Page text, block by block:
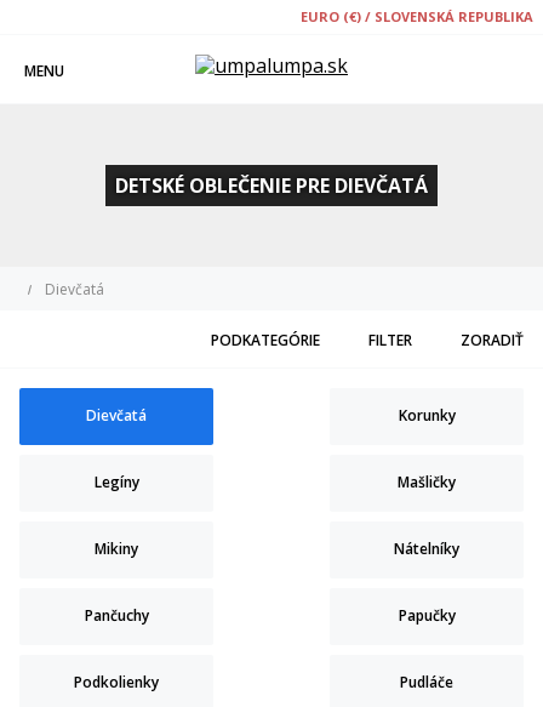
EURO (€) / SLOVENSKÁ REPUBLIKA
MENU
DETSKÉ OBLEČENIE PRE DIEVČATÁ
Dievčatá
PODKATEGÓRIE FILTER ZORADIŤ
Dievčatá Korunky
Legíny Mašličky
Mikiny Nátelníky
Pančuchy Papučky
Podkolienky Pudláče